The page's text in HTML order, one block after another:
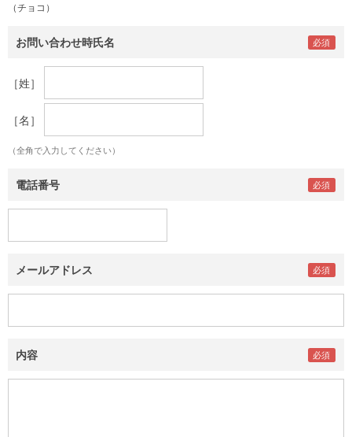
（チョコ）
お問い合わせ時氏名
［姓］
［名］
（全角で入力してください）
電話番号
メールアドレス
内容